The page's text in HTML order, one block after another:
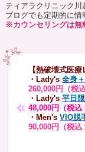
ティアラクリニック川
ブログでも定期的に情
※カウンセリングは無
【熱破壊式医療
・Lady's 全身
260,000円（税
・Lady's平日
48,000円（税込
・Men's VIO脱
90,000円（税込